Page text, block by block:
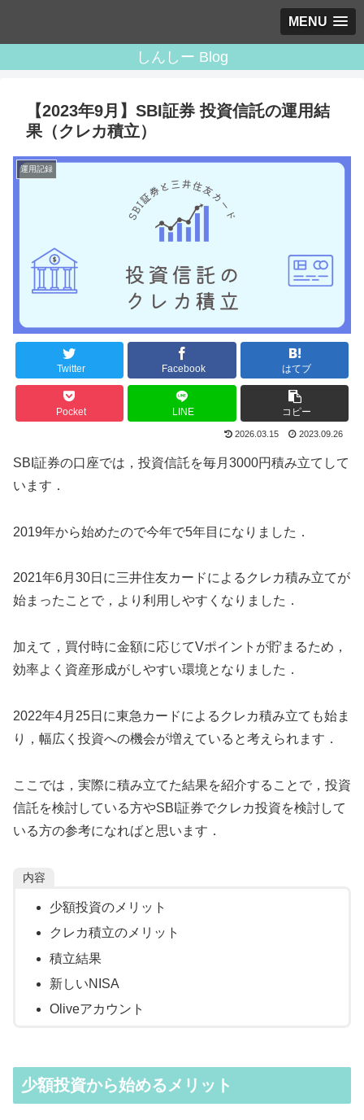
MENU
しんしー Blog
【2023年9月】SBI証券 投資信託の運用結
果（クレカ積立）
運用記録
Twitter Facebook はてブ
Pocket LINE コピー
2026.03.15 2023.09.26
SBI証券の口座では，投資信託を毎月3000円積み立てして
います．
2019年から始めたので今年で5年目になりました．
2021年6月30日に三井住友カードによるクレカ積み立てが
始まったことで，より利用しやすくなりました．
加えて，買付時に金額に応じてVポイントが貯まるため，
効率よく資産形成がしやすい環境となりました．
2022年4月25日に東急カードによるクレカ積み立ても始ま
り，幅広く投資への機会が増えていると考えられます．
ここでは，実際に積み立てた結果を紹介することで，投資
信託を検討している方やSBI証券でクレカ投資を検討して
いる方の参考になればと思います．
内容
少額投資のメリット
クレカ積立のメリット
積立結果
新しいNISA
Oliveアカウント
少額投資から始めるメリット